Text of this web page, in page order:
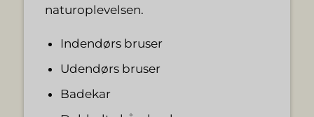
naturoplevelsen.
Indendørs bruser
Udendørs bruser
Badekar